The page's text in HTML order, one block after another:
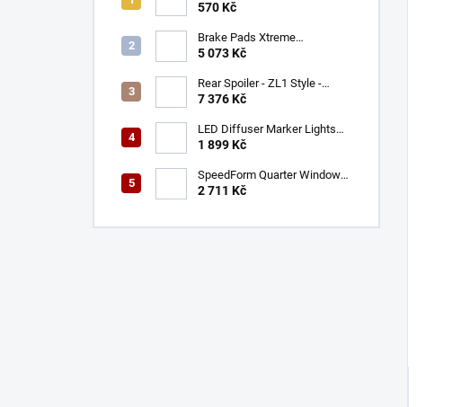
140
570 Kč
Brake Pads Xtreme
Performance ECE R90
(DB9021XP)
5 073 Kč
Rear Spoiler - ZL1 Style -
Gloss Black (CAMARO 16-23)
7 376 Kč
LED Diffuser Marker Lights
(CHALLENGER 15-23)
1 899 Kč
SpeedForm Quarter Window
Louvers - Gloss Black
2 711 Kč